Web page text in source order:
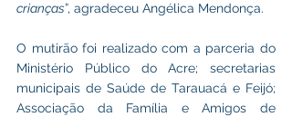
crianças”, agradeceu Angélica Mendonça.
O mutirão foi realizado com a parceria do
Ministério Público do Acre; secretarias
municipais de Saúde de Tarauacá e Feijó;
Associação da Família e Amigos de